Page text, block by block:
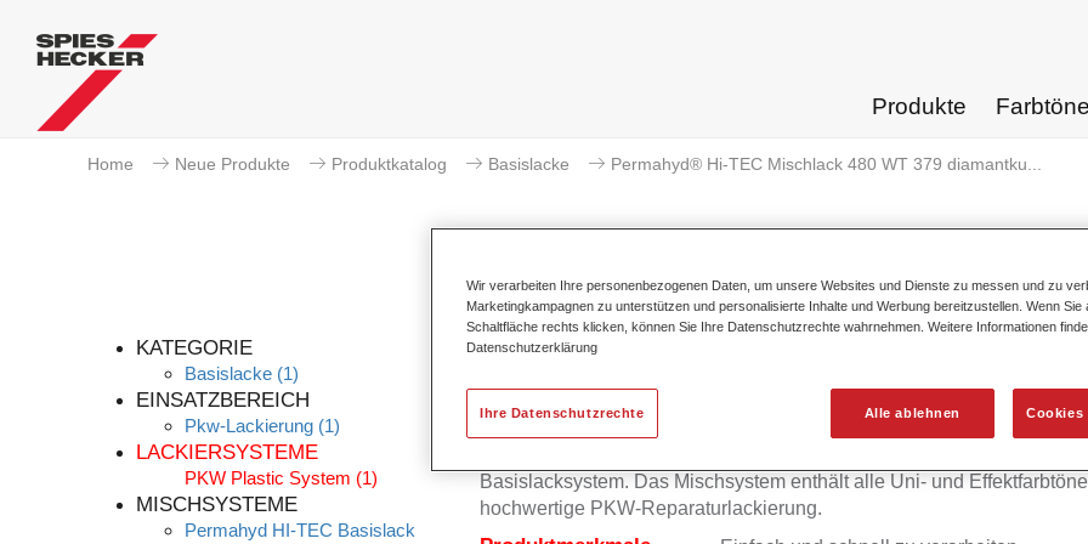
Produkte Farbtöne
Home Neue Produkte Produktkatalog Basislacke Permahyd® Hi-TEC Mischlack 480 WT 379 diamantku...
KATEGORIE
Basislacke (1)
EINSATZBEREICH
Pkw-Lackierung (1)
LACKIERSYSTEME
PKW Plastic System (1)
MISCHSYSTEME
Permahyd HI-TEC Basislack
Permahyd® Hi-TEC Mischlack
Basislacksystem. Das Mischsystem enthält alle Uni- und
hochwertige PKW-Reparaturlackierung.
Wir verarbeiten Ihre personenbezogenen Daten, um unsere Websites und Dienste zu messen und zu
Marketingkampagnen zu unterstützen und personalisierte Inhalte und Werbung bereitzustellen. Wenn Sie
Schaltfläche rechts klicken, können Sie Ihre Datenschutzrechte wahrnehmen. Weitere Informationen
Datenschutzerklärung
Alle ablehnen Cookies
Ihre Datenschutzrechte